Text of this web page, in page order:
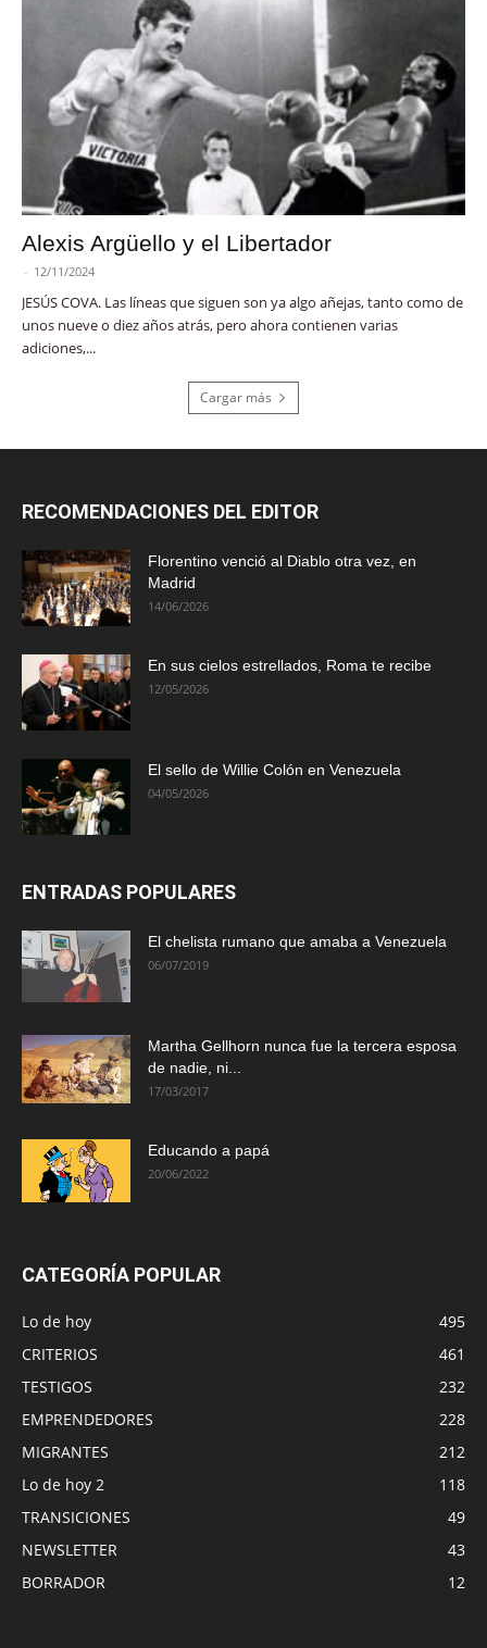
Alexis Argüello y el Libertador
- 12/11/2024
JESÚS COVA. Las líneas que siguen son ya algo añejas, tanto como de
unos nueve o diez años atrás, pero ahora contienen varias
adiciones,...
Cargar más
RECOMENDACIONES DEL EDITOR
Florentino venció al Diablo otra vez, en
Madrid
14/06/2026
En sus cielos estrellados, Roma te recibe
12/05/2026
El sello de Willie Colón en Venezuela
04/05/2026
ENTRADAS POPULARES
El chelista rumano que amaba a Venezuela
06/07/2019
Martha Gellhorn nunca fue la tercera esposa
de nadie, ni...
17/03/2017
Educando a papá
20/06/2022
CATEGORÍA POPULAR
Lo de hoy
495
CRITERIOS
461
TESTIGOS
232
EMPRENDEDORES
228
MIGRANTES
212
Lo de hoy 2
118
TRANSICIONES
49
NEWSLETTER
43
BORRADOR
12